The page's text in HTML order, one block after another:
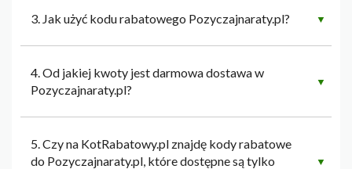
3. Jak użyć kodu rabatowego Pozyczajnaraty.pl? ▼
4. Od jakiej kwoty jest darmowa dostawa w
Pozyczajnaraty.pl?
▼
5. Czy na KotRabatowy.pl znajdę kody rabatowe
do Pozyczajnaraty.pl, które dostępne są tylko
▼